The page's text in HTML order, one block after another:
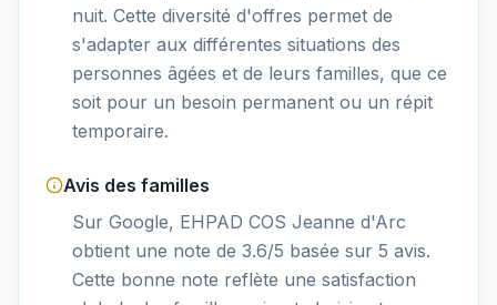
nuit. Cette diversité d'offres permet de
s'adapter aux différentes situations des
personnes âgées et de leurs familles, que ce
soit pour un besoin permanent ou un répit
temporaire.
Avis des familles
Sur Google, EHPAD COS Jeanne d'Arc
obtient une note de 3.6/5 basée sur 5 avis.
Cette bonne note reflète une satisfaction